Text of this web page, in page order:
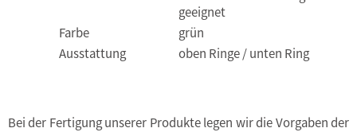
geeignet
Farbe
grün
Ausstattung
oben Ringe / unten Ring
Bei der Fertigung unserer Produkte legen wir die Vorgaben der